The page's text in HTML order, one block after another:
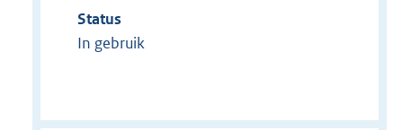
Status
In gebruik